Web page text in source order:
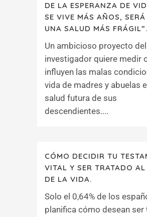
DE LA ESPERANZA DE
SE VIVE MÁS AÑOS,
UNA SALUD MÁS FRÁGIL”.
Un ambicioso proyecto del
investigador quiere medir
influyen las malas
vida de madres y abuelas
salud futura de sus
descendientes....
CÓMO DECIDIR TU
VITAL Y SER TRATADO
DE LA VIDA.
Solo el 0,64% de los
planifica cómo desean